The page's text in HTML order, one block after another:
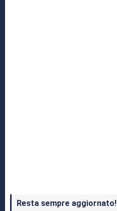
Resta sempre aggiornato!